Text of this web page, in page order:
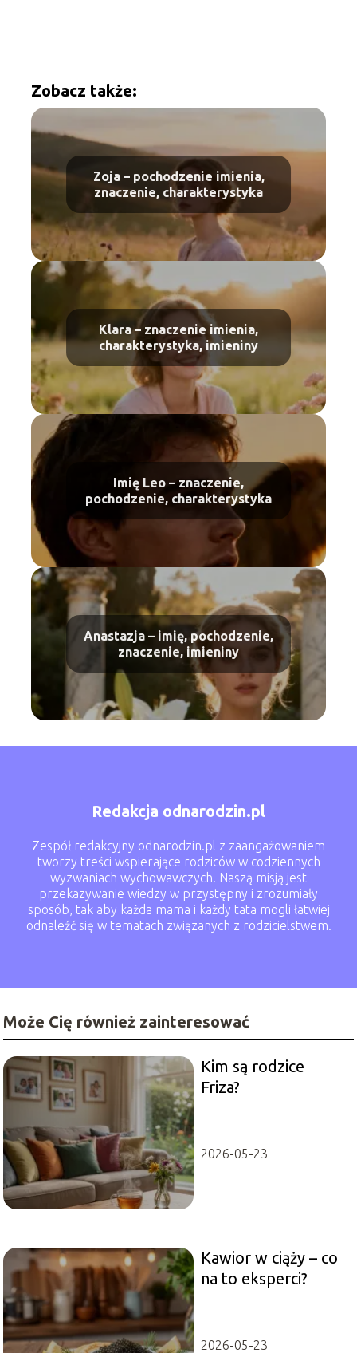
Zobacz także:
Zoja – pochodzenie imienia,
znaczenie, charakterystyka
Klara – znaczenie imienia,
charakterystyka, imieniny
Imię Leo – znaczenie,
pochodzenie, charakterystyka
Anastazja – imię, pochodzenie,
znaczenie, imieniny
Redakcja odnarodzin.pl
Zespół redakcyjny odnarodzin.pl z zaangażowaniem
tworzy treści wspierające rodziców w codziennych
wyzwaniach wychowawczych. Naszą misją jest
przekazywanie wiedzy w przystępny i zrozumiały
sposób, tak aby każda mama i każdy tata mogli łatwiej
odnaleźć się w tematach związanych z rodzicielstwem.
Może Cię również zainteresować
Kim są rodzice
Friza?
2026-05-23
Kawior w ciąży – co
na to eksperci?
2026-05-23